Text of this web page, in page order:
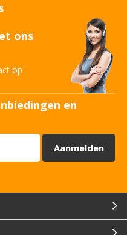
ons
op
en
Aanmelden